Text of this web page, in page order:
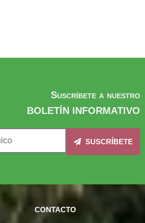
Suscríbete a nuestro
BOLETÍN INFORMATIVO
SUSCRÍBETE
CONTACTO